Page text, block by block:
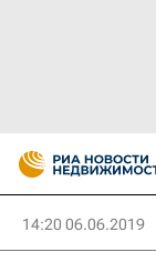
14:20 06.06.2019